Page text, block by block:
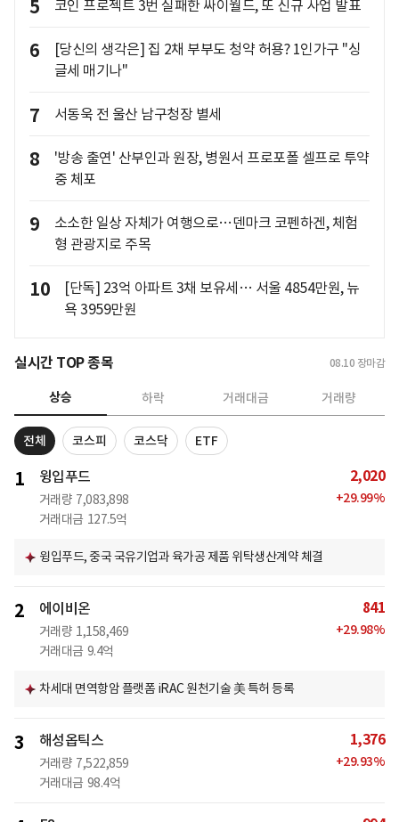
5 코인 프로젝트 3번 실패한 싸이월드, 또 신규 사업 발표
6
[당신의 생각은] 집 2채 부부도 청약 허용? 1인가구 "싱
글세 매기나"
7 서동욱 전 울산 남구청장 별세
8
'방송 출연' 산부인과 원장, 병원서 프로포폴 셀프로 투약
중 체포
9
소소한 일상 자체가 여행으로…덴마크 코펜하겐, 체험
형 관광지로 주목
10
[단독] 23억 아파트 3채 보유세… 서울 4854만원, 뉴
욕 3959만원
실시간 TOP 종목 08.10 장마감
상승 하락 거래대금 거래량
전체 코스피 코스닥 ETF
1 윙입푸드
거래량 7,083,898
거래대금 127.5억
2,020
+29.99%
윙입푸드, 중국 국유기업과 육가공 제품 위탁생산계약 체결
2 에이비온
거래량 1,158,469
거래대금 9.4억
841
+29.98%
차세대 면역항암 플랫폼 iRAC 원천기술 美 특허 등록
3 해성옵틱스
거래량 7,522,859
거래대금 98.4억
1,376
+29.93%